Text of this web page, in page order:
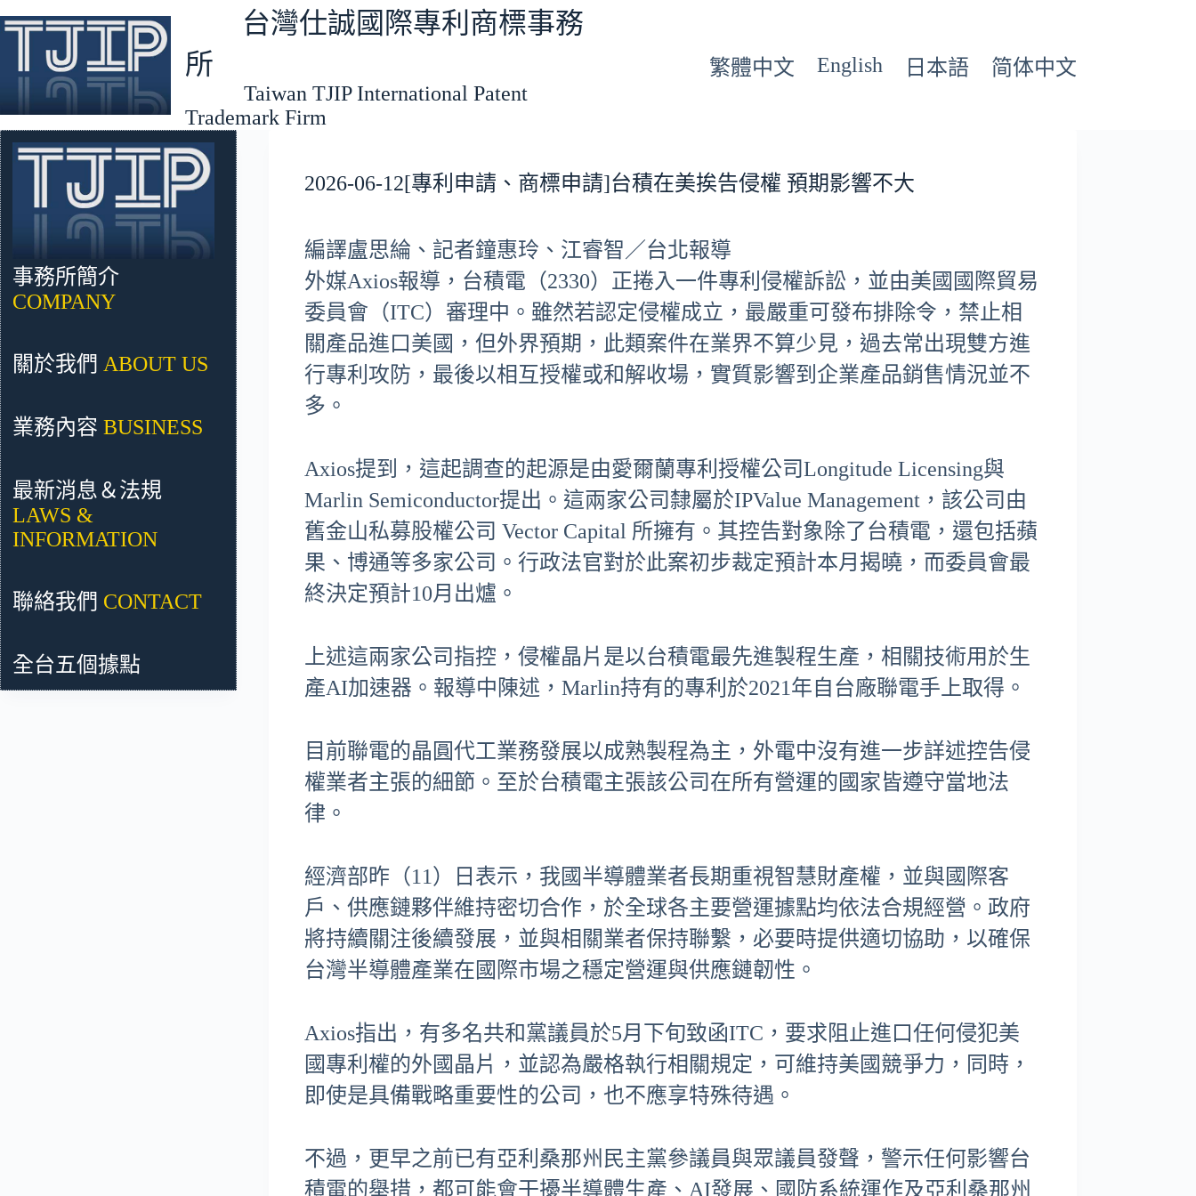
至
容
台灣仕誠國際專利商標事務
所
Taiwan TJIP International Patent
Trademark Firm
繁體中文 English 日本語 简体中文
2026-06-12[專利申請、商標申請]台積在美挨告侵權 預期影響不大
編譯盧思綸、記者鐘惠玲、江睿智／台北報導
外媒Axios報導，台積電（2330）正捲入一件專利侵權訴訟，並由美國國際貿易
委員會（ITC）審理中。雖然若認定侵權成立，最嚴重可發布排除令，禁止相
關產品進口美國，但外界預期，此類案件在業界不算少見，過去常出現雙方進
行專利攻防，最後以相互授權或和解收場，實質影響到企業產品銷售情況並不
多。
Axios提到，這起調查的起源是由愛爾蘭專利授權公司Longitude Licensing與
Marlin Semiconductor提出。這兩家公司隸屬於IPValue Management，該公司由
舊金山私募股權公司 Vector Capital 所擁有。其控告對象除了台積電，還包括蘋
果、博通等多家公司。行政法官對於此案初步裁定預計本月揭曉，而委員會最
終決定預計10月出爐。
上述這兩家公司指控，侵權晶片是以台積電最先進製程生產，相關技術用於生
產AI加速器。報導中陳述，Marlin持有的專利於2021年自台廠聯電手上取得。
目前聯電的晶圓代工業務發展以成熟製程為主，外電中沒有進一步詳述控告侵
權業者主張的細節。至於台積電主張該公司在所有營運的國家皆遵守當地法
律。
經濟部昨（11）日表示，我國半導體業者長期重視智慧財產權，並與國際客
戶、供應鏈夥伴維持密切合作，於全球各主要營運據點均依法合規經營。政府
將持續關注後續發展，並與相關業者保持聯繫，必要時提供適切協助，以確保
台灣半導體產業在國際市場之穩定營運與供應鏈韌性。
Axios指出，有多名共和黨議員於5月下旬致函ITC，要求阻止進口任何侵犯美
國專利權的外國晶片，並認為嚴格執行相關規定，可維持美國競爭力，同時，
即使是具備戰略重要性的公司，也不應享特殊待遇。
不過，更早之前已有亞利桑那州民主黨參議員與眾議員發聲，警示任何影響台
積電的舉措，都可能會干擾半導體生產、AI發展、國防系統運作及亞利桑那州
事務所簡介
COMPANY
關於我們 ABOUT US
業務內容 BUSINESS
最新消息＆法規
LAWS &
INFORMATION
聯絡我們 CONTACT
全台五個據點